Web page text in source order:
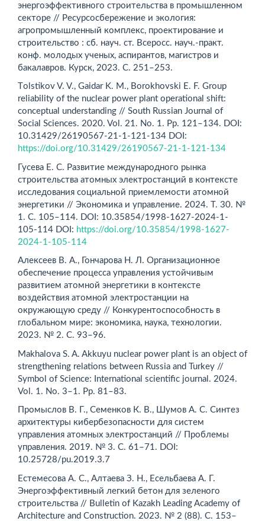
энергоэффективного строительства в промышленном
секторе // Ресурсосбережение и экология:
агропромышленный комплекс, проектирование и
строительство : сб. науч. ст. Всеросс. науч.-практ.
конф. молодых ученых, аспирантов, магистров и
бакалавров. Курск, 2023. С. 251–253.
Тolstikov V. V., Gaidar K. M., Borokhovski E. F. Group
reliability of the nuclear power plant operational shift:
conceptual understanding // South Russian Journal of
Social Sciences. 2020. Vol. 21. Nо. 1. Рр. 121–134. DOI:
10.31429/26190567-21-1-121-134 DOI:
https://doi.org/10.31429/26190567-21-1-121-134
Гусева Е. С. Развитие международного рынка
строительства атомных электростанций в контексте
исследования социальной приемлемости атомной
энергетики // Экономика и управление. 2024. Т. 30. №
1. С. 105–114. DOI: 10.35854/1998-1627-2024-1-
105-114 DOI: https://doi.org/10.35854/1998-1627-
2024-1-105-114
Алексеев В. А., Гончарова Н. Л. Организационное
обеспечение процесса управления устойчивым
развитием атомной энергетики в контексте
воздействия атомной электростанции на
окружающую среду // Конкурентоспособность в
глобальном мире: экономика, наука, технологии.
2023. № 2. С. 93–96.
Makhalova S. A. Akkuyu nuclear power plant is an object of
strengthening relations between Russia and Turkey //
Symbol of Science: International scientific journal. 2024.
Vol. 1. Nо. 3–1. Рр. 81–83.
Промыслов В. Г., Семенков К. В., Шумов А. С. Синтез
архитектуры кибербезопасности для систем
управления атомных электростанций // Проблемы
управления. 2019. № 3. С. 61–71. DOI:
10.25728/pu.2019.3.7
Естемесова А. С., Алтаева З. Н., Есельбаева А. Г.
Энергоэффективный легкий бетон для зеленого
строительства // Bulletin of Kazakh Leading Academy of
Architecture and Construction. 2023. № 2 (88). С. 153–